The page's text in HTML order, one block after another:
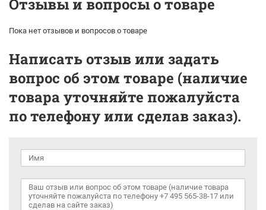
Отзывы и вопросы о товаре
Пока нет отзывов и вопросов о товаре
Написать отзыв или задать
вопрос об этом товаре (наличие
товара уточняйте пожалуйста
по телефону или сделав заказ).